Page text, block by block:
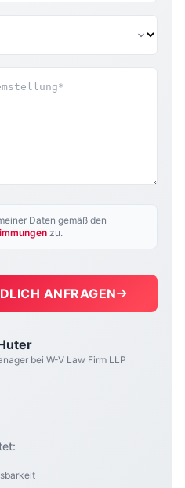
Daten gemäß den
zu.
ANFRAGEN
bei W-V Law Firm LLP